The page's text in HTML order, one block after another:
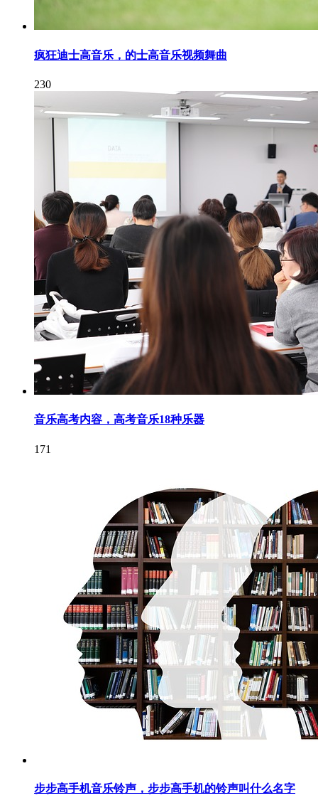
疯狂迪士高音乐，的士高音乐视频舞曲
230
音乐高考内容，高考音乐18种乐器
171
步步高手机音乐铃声，步步高手机的铃声叫什么名字